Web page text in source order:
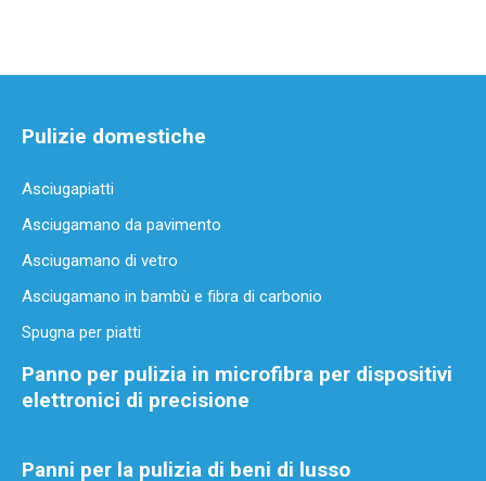
Pulizie domestiche
Asciugapiatti
Asciugamano da pavimento
Asciugamano di vetro
Asciugamano in bambù e fibra di carbonio
Spugna per piatti
Panno per pulizia in microfibra per dispositivi
elettronici di precisione
Panni per la pulizia di beni di lusso